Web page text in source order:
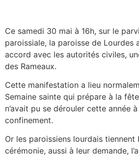
Ce samedi 30 mai à 16h, sur le
paroissiale, la paroisse de Lourdes
accord avec les autorités civiles,
des Rameaux.
Cette manifestation a lieu
Semaine sainte qui prépare à la
n’avait pu se dérouler cette année
confinement.
Or les paroissiens lourdais
cérémonie, aussi à leur demande,